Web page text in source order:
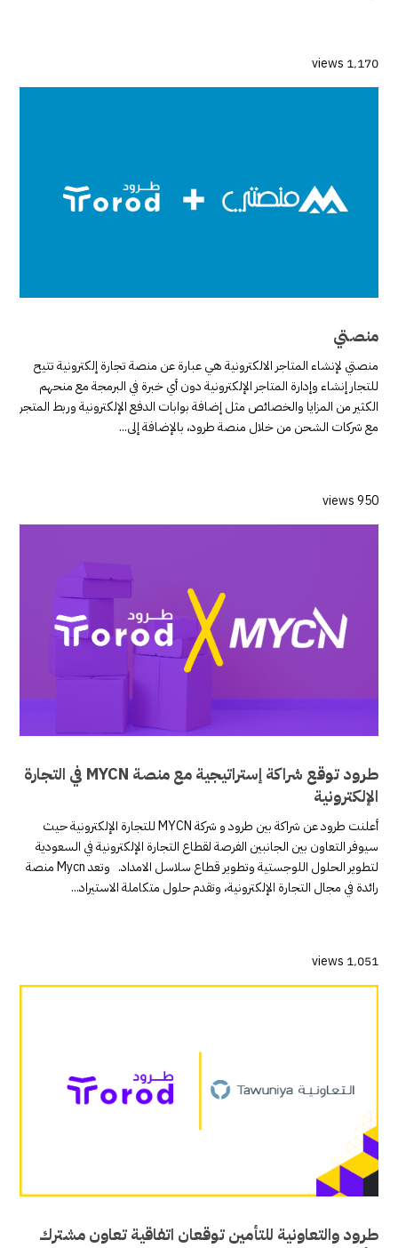
1٬170 views
منصتي
منصتي لإنشاء المتاجر الالكترونية هي عبارة عن منصة تجارة إلكترونية تتيح
للتجار إنشاء وإدارة المتاجر الإلكترونية دون أي خبرة في البرمجة مع منحهم
الكثير من المزايا والخصائص مثل إضافة بوابات الدفع الإلكترونية وربط المتجر
مع شركات الشحن من خلال منصة طرود، بالإضافة إلى...
950 views
طرود توقع شراكة إستراتيجية مع منصة MYCN في التجارة
الإلكترونية
أعلنت طرود عن شراكة بين طرود و شركة MYCN للتجارة الإلكترونية حيث
سيوفر التعاون بين الجانبين الفرصة لقطاع التجارة الإلكترونية في السعودية
لتطوير الحلول اللوجستية وتطوير قطاع سلاسل الامداد. وتعد Mycn منصة
رائدة في مجال التجارة الإلكترونية، وتقدم حلول متكاملة الاستيراد...
1٬051 views
طرود والتعاونية للتأمين توقعان اتفاقية تعاون مشترك